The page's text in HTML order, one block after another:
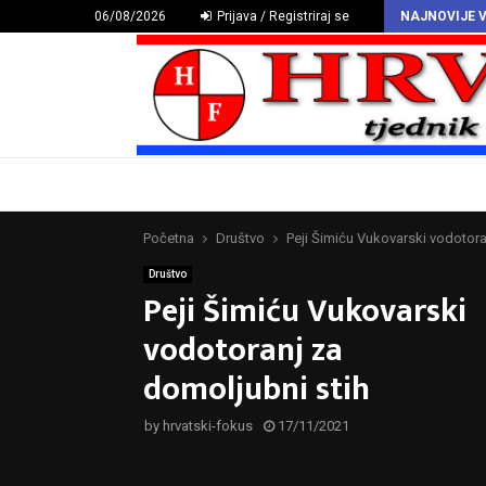
06/08/2026 Prijava / Registriraj se NAJNOVIJE
HAZU proglasio Deklaraciju o hrvatskomu povijesnom grbu
Početna Društvo Peji Šimiću Vukovarski
Društvo
Peji Šimiću Vukovarski
vodotoranj za
domoljubni stih
by hrvatski-fokus 17/11/2021